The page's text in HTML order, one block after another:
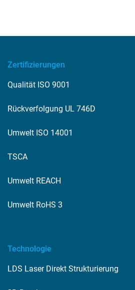
Zertifizierungen
Qualität ISO 9001
Rückverfolgung UL 746D
Umwelt ISO 14001
TSCA
Umwelt REACH
Umwelt RoHS 3
Technologie
LDS Laser Direkt Strukturierung